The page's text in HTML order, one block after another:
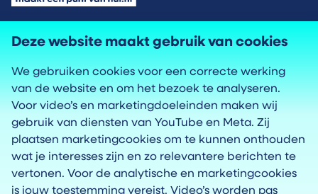
Deze website maakt gebruik van cookies
We gebruiken cookies voor een correcte werking
van de website en om het bezoek te analyseren.
Voor video’s en marketingdoeleinden maken wij
gebruik van diensten van YouTube en Meta. Zij
plaatsen marketingcookies om te kunnen onthouden
wat je interesses zijn en zo relevantere berichten te
vertonen. Voor de analytische en marketingcookies
is jouw toestemming vereist. Video’s worden pas
Privacyverklaring
Cookies
Toegankelijkheid
Proclaimer